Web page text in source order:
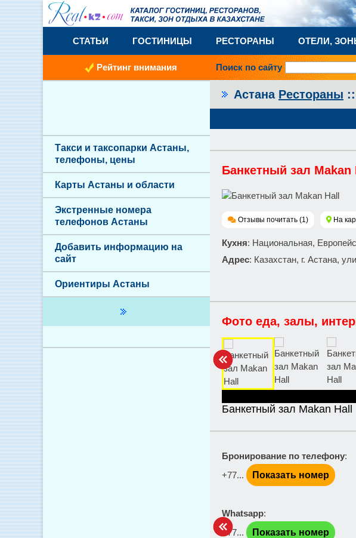
СТАТЬИ ГОСТИНИЦЫ РЕСТОРАНЫ ОТЕЛИ,
Рейтинг внимания Поиск по сайту
Астана Рестораны
Банкетный зал Makan
Отзывы почитать (1) На
Кухня: Национальная,
Адрес: Казахстан, г. Астана,
Фото еда, залы,
Банкетный зал Makan Hall
Бронирование по телефону:
+77...
Показать номер
Whatsapp:
+77...
Показать номер
Такси и таксопарки Астаны,
телефоны, цены
Карты Астаны и области
Экстренные номера
телефонов Астаны
Добавить информацию на
сайт
Ориентиры Астаны